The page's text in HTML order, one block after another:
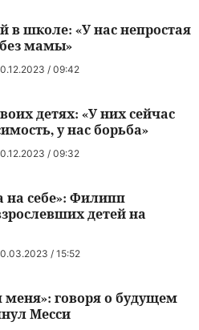
/ 09:42
в школе: «У нас непростая
без мамы»
/ 09:32
детях: «У них сейчас
у нас борьба»
/ 15:52
на себе»: Филипп
детей на
меня»: говоря о будущем
Месси